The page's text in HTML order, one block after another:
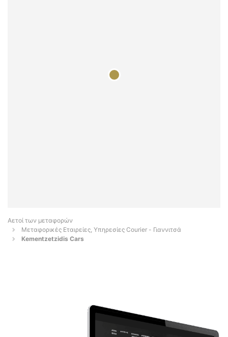
Αετοί των μεταφορών
Μεταφορικές Εταιρείες, Υπηρεσίες Courier - Γιαννιτσά
Kementzetzidis Cars